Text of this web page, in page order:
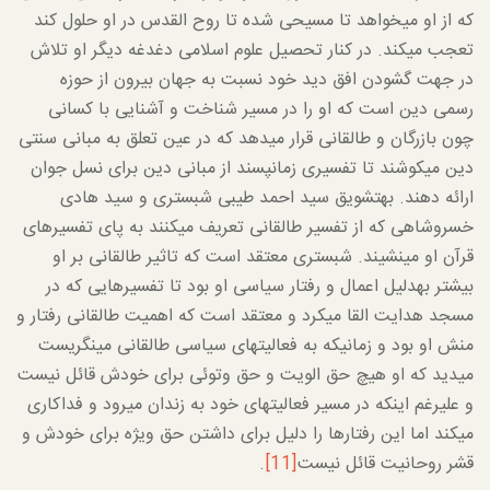
که از او می­خواهد تا مسیحی شده تا روح القدس در او حلول کند
تعجب می­کند. در کنار تحصیل علوم اسلامی دغدغه دیگر او تلاش
در جهت گشودن افق دید خود نسبت به جهان بیرون از حوزه
رسمی دین است که او را در مسیر شناخت و آشنایی با کسانی
چون بازرگان و طالقانی قرار می­دهد که در عین تعلق به مبانی سنتی
دین می­کوشند تا تفسیری زمان­پسند از مبانی دین برای نسل جوان
ارائه دهند. به­تشویق سید احمد طیبی شبستری و سید هادی
خسروشاهی که از تفسیر طالقانی تعریف می­کنند به پای تفسیرهای
قرآن او می­نشیند. شبستری معتقد است که تاثیر طالقانی بر او
بیشتر به­دلیل اعمال و رفتار سیاسی او بود تا تفسیرهایی که در
مسجد هدایت القا می­کرد و معتقد است که اهمیت طالقانی رفتار و
منش او بود و زمانی­که به فعالیت­های سیاسی طالقانی می­نگریست
می­دید که او هیچ حق الویت و حق وتوئی برای خودش قائل نیست
و علیرغم اینکه در مسیر فعالیت­های خود به زندان می­رود و فداکاری
می­کند اما این رفتارها را دلیل برای داشتن حق ویژه برای خودش و
قشر روحانیت قائل نیست[11]
.